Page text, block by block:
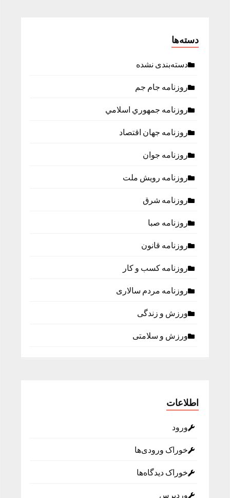
دسته‌ها
دسته‌بندی نشده
روزنامه جام جم
روزنامه جمهوري اسلامي
روزنامه جهان اقتصاد
روزنامه جوان
روزنامه رویش ملت
روزنامه شرق
روزنامه صبا
روزنامه قانون
روزنامه كسب و كار
روزنامه مردم سالاری
ورزش و زندگی
ورزش و سلامتی
اطلاعات
ورود
خوراک ورودی‌ها
خوراک دیدگاه‌ها
وردپرس